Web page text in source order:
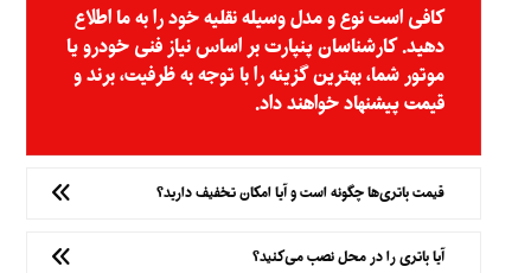
کافی است نوع و مدل وسیله نقلیه خود را به ما اطلاع
دهید. کارشناسان پنپارت بر اساس نیاز فنی خودرو یا
موتور شما، بهترین گزینه را با توجه به ظرفیت، برند و
قیمت پیشنهاد خواهند داد.
قیمت باتری‌ها چگونه است و آیا امکان تخفیف دارید؟
آیا باتری را در محل نصب می‌کنید؟